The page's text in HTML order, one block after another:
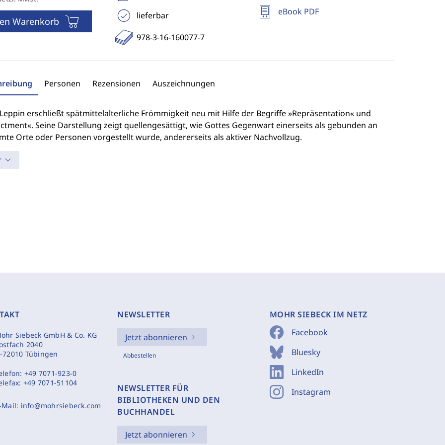
Warenkorb
lieferbar
978-3-16-160077-7
eBook PDF
Personen Rezensionen Auszeichnungen
erschließt spätmittelalterliche Frömmigkeit neu mit Hilfe der Begriffe »Repräsentation« und
Seine Darstellung zeigt quellengesättigt, wie Gottes Gegenwart einerseits als gebunden an
Orte oder Personen vorgestellt wurde, andererseits als aktiver Nachvollzug.
Siebeck GmbH & Co. KG
2040
72010 Tübingen
+49 7071-923-0
+49 7071-51104
Mail: info@mohrsiebeck.com
NEWSLETTER
Jetzt abonnieren
Abbestellen
NEWSLETTER FÜR
BIBLIOTHEKEN UND DEN
BUCHHANDEL
Jetzt abonnieren
MOHR SIEBECK IM NETZ
Facebook
Bluesky
LinkedIn
Instagram